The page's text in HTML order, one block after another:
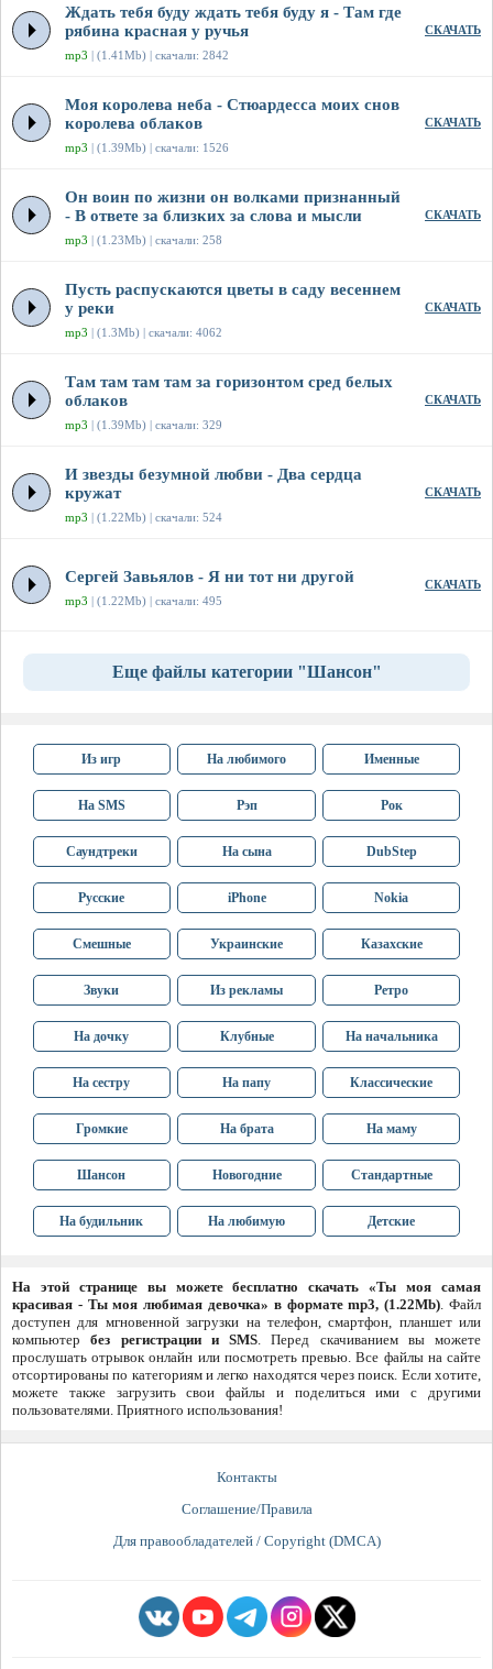
Ждать тебя буду ждать тебя буду я - Там где
рябина красная у ручья
mp3 | (1.41Mb) | скачали: 2842
СКАЧАТЬ
Моя королева неба - Стюардесса моих снов
королева облаков
mp3 | (1.39Mb) | скачали: 1526
СКАЧАТЬ
Он воин по жизни он волками признанный
- В ответе за близких за слова и мысли
mp3 | (1.23Mb) | скачали: 258
СКАЧАТЬ
Пусть распускаются цветы в саду весеннем
у реки
mp3 | (1.3Mb) | скачали: 4062
СКАЧАТЬ
Там там там там за горизонтом сред белых
облаков
mp3 | (1.39Mb) | скачали: 329
СКАЧАТЬ
И звезды безумной любви - Два сердца
кружат
mp3 | (1.22Mb) | скачали: 524
СКАЧАТЬ
Сергей Завьялов - Я ни тот ни другой
mp3 | (1.22Mb) | скачали: 495
СКАЧАТЬ
Еще файлы категории "Шансон"
Из игр На любимого Именные
На SMS Рэп Рок
Саундтреки На сына DubStep
Русские iPhone Nokia
Смешные Украинские Казахские
Звуки Из рекламы Ретро
На дочку Клубные На начальника
На сестру На папу Классические
Громкие На брата На маму
Шансон Новогодние Стандартные
На будильник На любимую Детские
На этой странице вы можете бесплатно скачать «Ты моя самая
красивая - Ты моя любимая девочка» в формате mp3, (1.22Mb). Файл
доступен для мгновенной загрузки на телефон, смартфон, планшет или
компьютербез регистрации и SMS. Перед скачиванием вы можете
прослушать отрывок онлайн или посмотреть превью. Все файлы на сайте
отсортированы по категориям и легко находятся через поиск. Если хотите,
можете также загрузить свои файлы и поделиться ими с другими
пользователями. Приятного использования!
Контакты
Соглашение/Правила
Для правообладателей / Copyright (DMCA)